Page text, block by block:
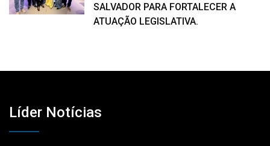
SALVADOR PARA FORTALECER A
ATUAÇÃO LEGISLATIVA.
Líder Notícias